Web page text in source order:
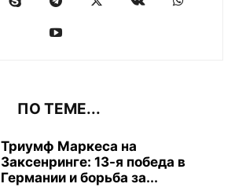
ПО ТЕМЕ...
Триумф Маркеса на
Заксенринге: 13-я победа в
Германии и борьба за...